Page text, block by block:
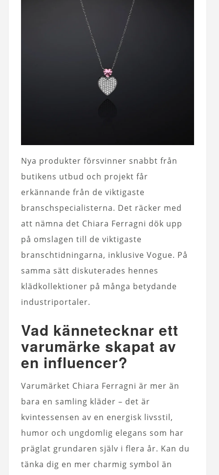
Nya produkter försvinner snabbt från
butikens utbud och projekt får
erkännande från de viktigaste
branschspecialisterna. Det räcker med
att nämna det Chiara Ferragni dök upp
på omslagen till de viktigaste
branschtidningarna, inklusive Vogue. På
samma sätt diskuterades hennes
klädkollektioner på många betydande
industriportaler.
Vad kännetecknar ett
varumärke skapat av
en influencer?
Varumärket Chiara Ferragni är mer än
bara en samling kläder – det är
kvintessensen av en energisk livsstil,
humor och ungdomlig elegans som har
präglat grundaren själv i flera år. Kan du
tänka dig en mer charmig symbol än